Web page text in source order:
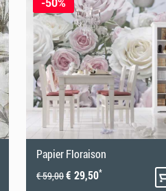
Papier Floraison
€ 59,00€ 29,50*